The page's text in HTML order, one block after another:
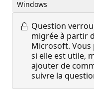
Windows
Question
migrée à partir
Microsoft.
si elle est utile,
ajouter de
suivre la